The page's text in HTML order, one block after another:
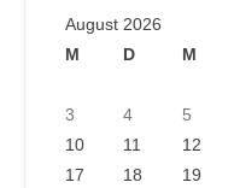
August 2026
M
D M
3
4 5
10
11 12
17
18 19